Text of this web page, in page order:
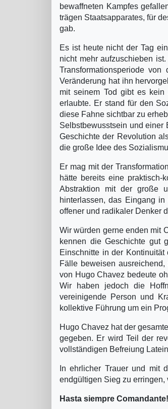
bewaffneten Kampfes
trägen Staatsapparates, für
gab.
Es ist heute nicht der Tag
nicht mehr aufzuschieben
Transformationsperiode
Veränderung hat ihn
mit seinem Tod gibt es
erlaubte. Er stand für den
diese Fahne sichtbar zu
Selbstbewusstsein und einer
Geschichte der Revolution
die große Idee des
Er mag mit der
hätte bereits eine praktisch-
Abstraktion mit der große
hinterlassen, das Eingang
offener und radikaler Denker
Wir würden gerne enden mit
kennen die Geschichte gut
Einschnitte in der
Fälle beweisen
von Hugo Chavez bedeute
Wir haben jedoch die
vereinigende Person und
kollektive Führung um ein
Hugo Chavez hat der
gegeben. Er wird Teil der
vollständigen Befreiung
In ehrlicher Trauer und mit
endgültigen Sieg zu
Hasta siempre Comandante!